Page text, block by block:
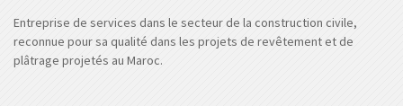
Entreprise de services dans le secteur de la construction civile,
reconnue pour sa qualité dans les projets de revêtement et de
plâtrage projetés au Maroc.